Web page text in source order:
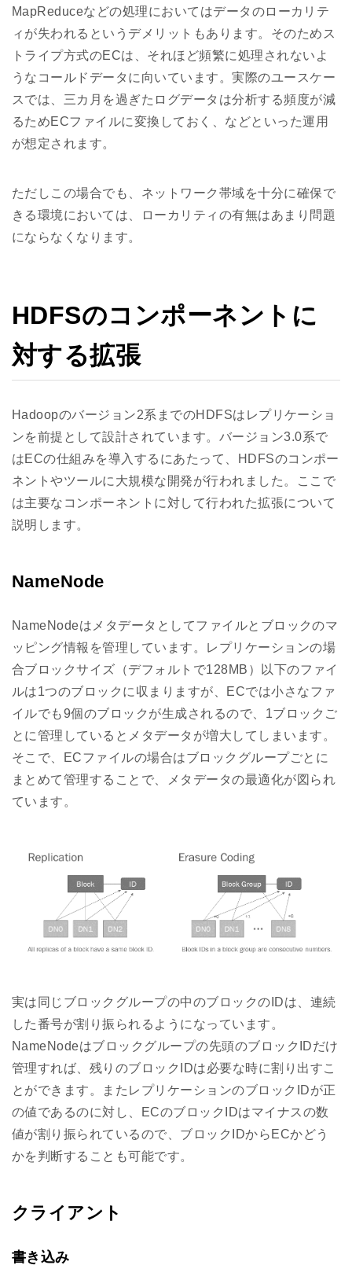
MapReduceなどの処理においてはデータのローカリテ
ィが失われるというデメリットもあります。そのためス
トライプ方式のECは、それほど頻繁に処理されないよ
うなコールドデータに向いています。実際のユースケー
スでは、三カ月を過ぎたログデータは分析する頻度が減
るためECファイルに変換しておく、などといった運用
が想定されます。
ただしこの場合でも、ネットワーク帯域を十分に確保で
きる環境においては、ローカリティの有無はあまり問題
にならなくなります。
HDFSのコンポーネントに
対する拡張
Hadoopのバージョン2系までのHDFSはレプリケーショ
ンを前提として設計されています。バージョン3.0系で
はECの仕組みを導入するにあたって、HDFSのコンポー
ネントやツールに大規模な開発が行われました。ここで
は主要なコンポーネントに対して行われた拡張について
説明します。
NameNode
NameNodeはメタデータとしてファイルとブロックのマ
ッピング情報を管理しています。レプリケーションの場
合ブロックサイズ（デフォルトで128MB）以下のファイ
ルは1つのブロックに収まりますが、ECでは小さなファ
イルでも9個のブロックが生成されるので、1ブロックご
とに管理しているとメタデータが増大してしまいます。
そこで、ECファイルの場合はブロックグループごとに
まとめて管理することで、メタデータの最適化が図られ
ています。
実は同じブロックグループの中のブロックのIDは、連続
した番号が割り振られるようになっています。
NameNodeはブロックグループの先頭のブロックIDだけ
管理すれば、残りのブロックIDは必要な時に割り出すこ
とができます。またレプリケーションのブロックIDが正
の値であるのに対し、ECのブロックIDはマイナスの数
値が割り振られているので、ブロックIDからECかどう
かを判断することも可能です。
クライアント
書き込み